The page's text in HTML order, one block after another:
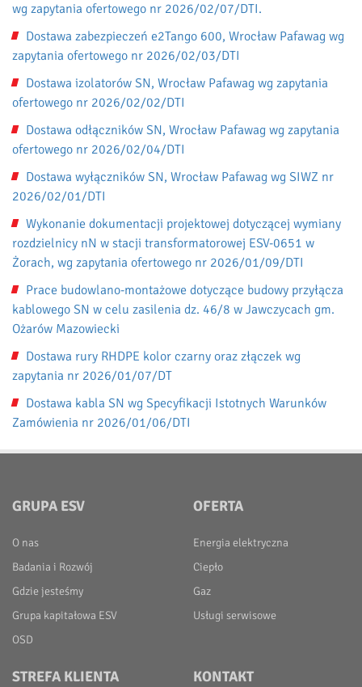
wg zapytania ofertowego nr 2026/02/07/DTI.
Dostawa zabezpieczeń e2Tango 600, Wrocław Pafawag wg
zapytania ofertowego nr 2026/02/03/DTI
Dostawa izolatorów SN, Wrocław Pafawag wg zapytania
ofertowego nr 2026/02/02/DTI
Dostawa odłączników SN, Wrocław Pafawag wg zapytania
ofertowego nr 2026/02/04/DTI
Dostawa wyłączników SN, Wrocław Pafawag wg SIWZ nr
2026/02/01/DTI
Wykonanie dokumentacji projektowej dotyczącej wymiany
rozdzielnicy nN w stacji transformatorowej ESV-0651 w
Żorach, wg zapytania ofertowego nr 2026/01/09/DTI
Prace budowlano-montażowe dotyczące budowy przyłącza
kablowego SN w celu zasilenia dz. 46/8 w Jawczycach gm.
Ożarów Mazowiecki
Dostawa rury RHDPE kolor czarny oraz złączek wg
zapytania nr 2026/01/07/DT
Dostawa kabla SN wg Specyfikacji Istotnych Warunków
Zamówienia nr 2026/01/06/DTI
GRUPA ESV
O nas
Badania i Rozwój
Gdzie jesteśmy
Grupa kapitałowa ESV
OSD
OFERTA
Energia elektryczna
Ciepło
Gaz
Usługi serwisowe
STREFA KLIENTA KONTAKT